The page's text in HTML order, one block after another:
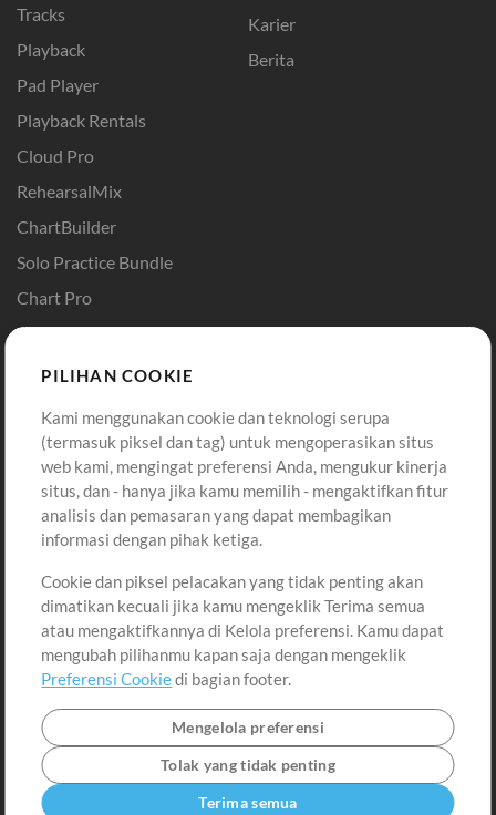
Tracks
Playback
Pad Player
Playback Rentals
Cloud Pro
RehearsalMix
ChartBuilder
Solo Practice Bundle
Chart Pro
Template ProPresenter
Sound
Karier
Berita
Pembelian
Beli Kredit
Konten Gratis
Permintaan Lagu
Lain-lain
Sesi
Kirimkan musik kamu
Playlist
MT Conference
Akun
Masuk
Daftar
Lihat Keranjang
PILIHAN COOKIE
Kami menggunakan cookie dan teknologi serupa
(termasuk piksel dan tag) untuk mengoperasikan situs
web kami, mengingat preferensi Anda, mengukur kinerja
situs, dan - hanya jika kamu memilih - mengaktifkan fitur
analisis dan pemasaran yang dapat membagikan
informasi dengan pihak ketiga.
Cookie dan piksel pelacakan yang tidak penting akan
dimatikan kecuali jika kamu mengeklik Terima semua
atau mengaktifkannya di Kelola preferensi. Kamu dapat
mengubah pilihanmu kapan saja dengan mengeklik
Preferensi Cookiedi bagian footer.
Mengelola preferensi
Tolak yang tidak penting
Terima semua